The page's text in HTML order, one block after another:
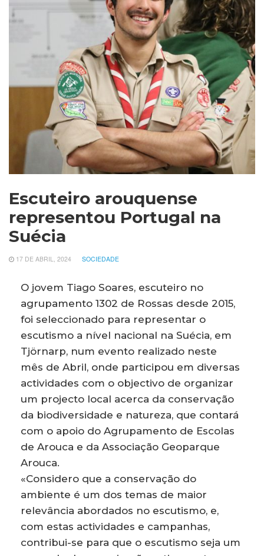
Escuteiro arouquense
representou Portugal na
Suécia
17 DE ABRIL, 2024 SOCIEDADE
O jovem Tiago Soares, escuteiro no
agrupamento 1302 de Rossas desde 2015,
foi seleccionado para representar o
escutismo a nível nacional na Suécia, em
Tjörnarp, num evento realizado neste
mês de Abril, onde participou em diversas
actividades com o objectivo de organizar
um projecto local acerca da conservação
da biodiversidade e natureza, que contará
com o apoio do Agrupamento de Escolas
de Arouca e da Associação Geoparque
Arouca.
«Considero que a conservação do
ambiente é um dos temas de maior
relevância abordados no escutismo, e,
com estas actividades e campanhas,
contribui-se para que o escutismo seja um